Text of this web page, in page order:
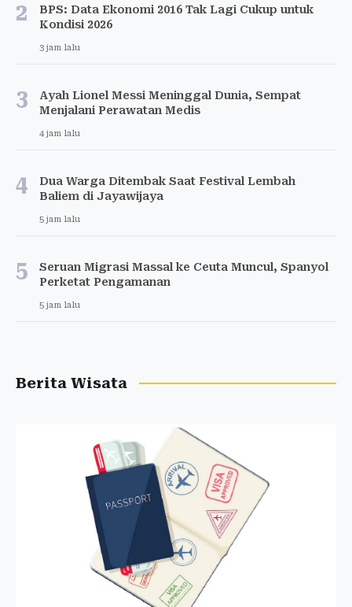
2
BPS: Data Ekonomi 2016 Tak Lagi Cukup untuk
Kondisi 2026
3 jam lalu
3
Ayah Lionel Messi Meninggal Dunia, Sempat
Menjalani Perawatan Medis
4 jam lalu
4
Dua Warga Ditembak Saat Festival Lembah
Baliem di Jayawijaya
5 jam lalu
5
Seruan Migrasi Massal ke Ceuta Muncul, Spanyol
Perketat Pengamanan
5 jam lalu
Berita Wisata